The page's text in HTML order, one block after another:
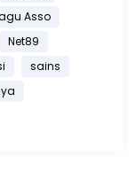
Asso
Net89
sains